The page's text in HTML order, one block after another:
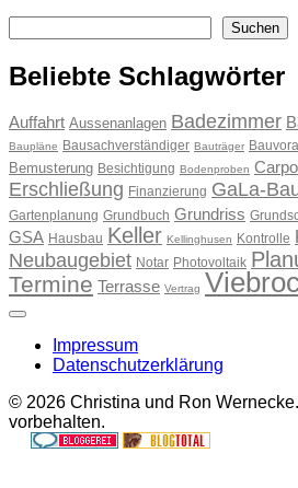
Suchen
Beliebte Schlagwörter
Auffahrt Aussenanlagen Badezimmer
Baupläne Bausachverständiger Bauträger
Bemusterung Besichtigung Bodenproben
Erschließung Finanzierung GaLa-
Gartenplanung Grundbuch Grundriss
GSA Hausbau Keller Kellinghusen Kontrolle
Neubaugebiet Notar Photovoltaik
Termine Terrasse Vertrag
Impressum
Datenschutzerklärung
© 2026 Christina und Ron
vorbehalten.